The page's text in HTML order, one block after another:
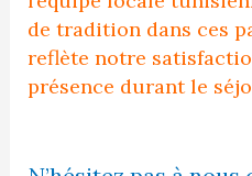
de tradition dans ces
reflète notre
présence durant le